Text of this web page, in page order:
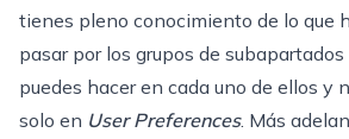
tienes pleno conocimiento de lo que
pasar por los grupos de
puedes hacer en cada uno de ellos y
solo en User Preferences. Más